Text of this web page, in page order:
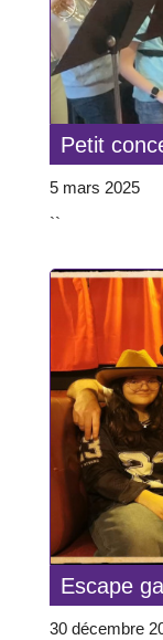
Petit
5 mars 2025
``
Escape
30 décembre